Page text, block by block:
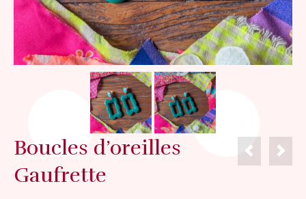
Boucles d’oreilles
Gaufrette